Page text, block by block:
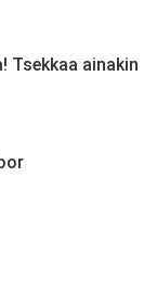
Tsekkaa ainakin